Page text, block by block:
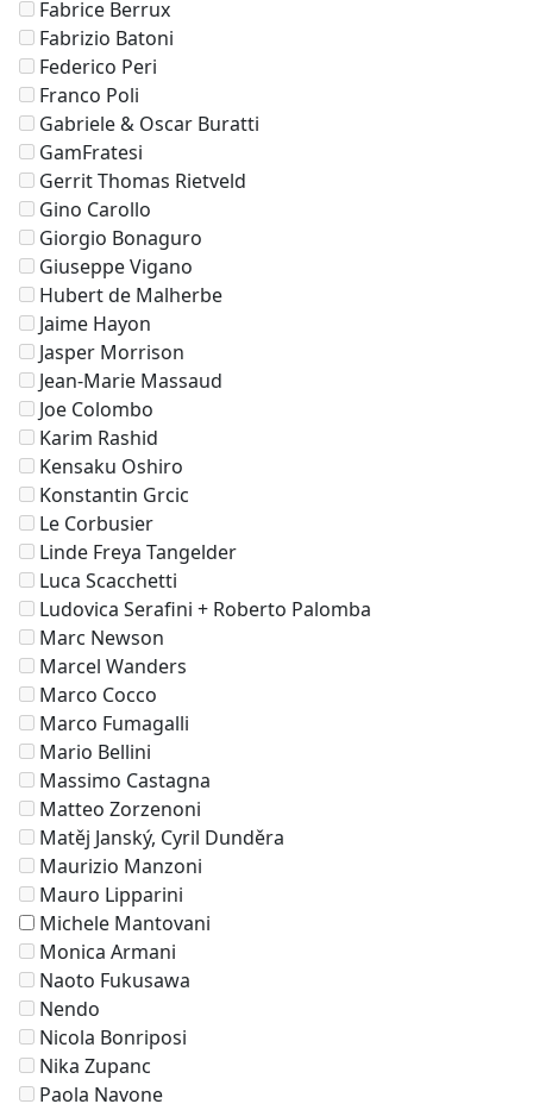
Fabrice Berrux
Fabrizio Batoni
Federico Peri
Franco Poli
Gabriele & Oscar Buratti
GamFratesi
Gerrit Thomas Rietveld
Gino Carollo
Giorgio Bonaguro
Giuseppe Vigano
Hubert de Malherbe
Jaime Hayon
Jasper Morrison
Jean-Marie Massaud
Joe Colombo
Karim Rashid
Kensaku Oshiro
Konstantin Grcic
Le Corbusier
Linde Freya Tangelder
Luca Scacchetti
Ludovica Serafini + Roberto Palomba
Marc Newson
Marcel Wanders
Marco Cocco
Marco Fumagalli
Mario Bellini
Massimo Castagna
Matteo Zorzenoni
Matěj Janský, Cyril Dunděra
Maurizio Manzoni
Mauro Lipparini
Michele Mantovani
Monica Armani
Naoto Fukusawa
Nendo
Nicola Bonriposi
Nika Zupanc
Paola Navone